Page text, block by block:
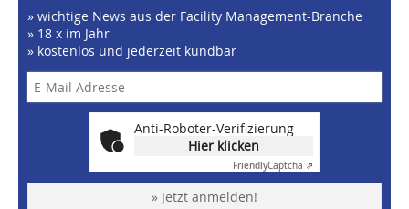
» wichtige News aus der Facility Management-Branche
» 18 x im Jahr
» kostenlos und jederzeit kündbar
Anti-Roboter-Verifizierung
Hier klicken
FriendlyCaptcha ⇗
» Jetzt anmelden!